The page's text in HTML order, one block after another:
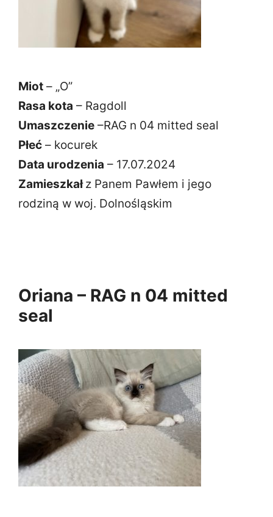
Miot – „O”
Rasa kota – Ragdoll
Umaszczenie –RAG n 04 mitted seal
Płeć – kocurek
Data urodzenia – 17.07.2024
Zamieszkałz Panem Pawłem i jego
rodziną w woj. Dolnośląskim
Oriana – RAG n 04 mitted
seal